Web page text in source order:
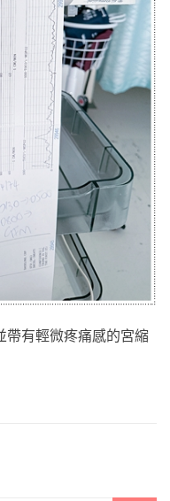
帶有輕微疼痛感的宮縮